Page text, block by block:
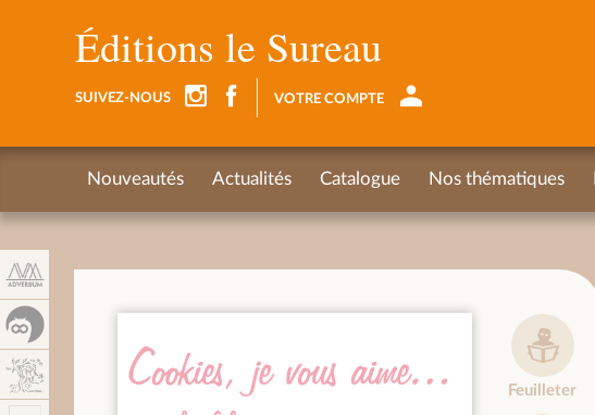
Feuilleter
Éditions le Sureau
SUIVEZ-NOUS VOTRE COMPTE
Nouveautés Actualités Catalogue Nos thématiques